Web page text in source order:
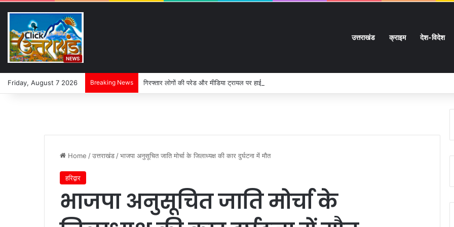
उत्तराखंड क्राइम देश-विदेश
Friday, August 7 2026 Breaking News गिरफ्तार लोगों की परेड और मीडिया ट्रायल पर हाईकोर्ट का सख्त रुख:
Home /उत्तराखंड /भाजपा अनुसूचित जाति मोर्चा के जिलाध्यक्ष की कार दुर्घटना में मौत
हरिद्वार
भाजपा अनुसूचित जाति मोर्चा के